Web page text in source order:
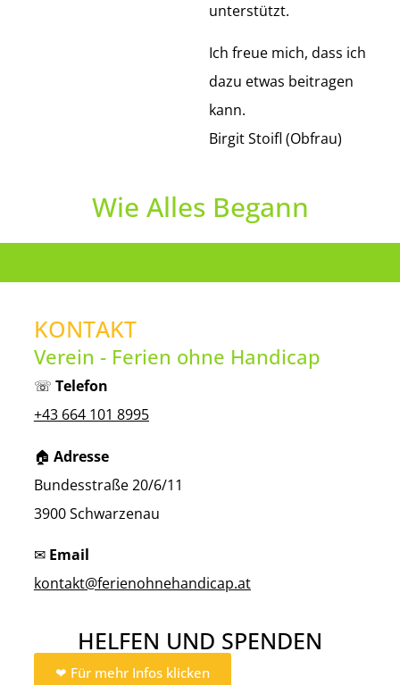
Wie Alles Begann
unterstützt.
Ich freue mich, dass ich
dazu etwas beitragen
kann.
Birgit Stoifl (Obfrau)
KONTAKT
Verein - Ferien ohne Handicap
☏ Telefon
+43 664 101 8995
🏠︎ Adresse
Bundesstraße 20/6/11
3900 Schwarzenau
✉ Email
kontakt@ferienohnehandicap.at
HELFEN UND SPENDEN
❤︎ Für mehr Infos klicken